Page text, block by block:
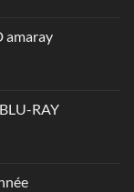
amaray
RAY